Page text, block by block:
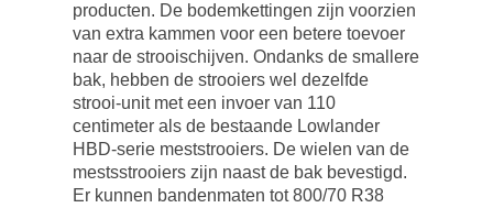
producten. De bodemkettingen zijn voorzien
van extra kammen voor een betere toevoer
naar de strooischijven. Ondanks de smallere
bak, hebben de strooiers wel dezelfde
strooi-unit met een invoer van 110
centimeter als de bestaande Lowlander
HBD-serie meststrooiers. De wielen van de
mestsstrooiers zijn naast de bak bevestigd.
Er kunnen bandenmaten tot 800/70 R38